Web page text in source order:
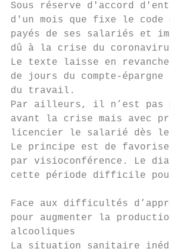
Sous réserve d'accord
d'un mois que fixe le code
payés de ses salariés et
dû à la crise du
Le texte laisse en
de jours du compte-
du travail.
Par ailleurs, il n’est pas
avant la crise mais avec
licencier le salarié dès
Le principe est de
par visioconférence. Le
cette période difficile
Face aux difficultés
pour augmenter la
alcooliques
La situation sanitaire